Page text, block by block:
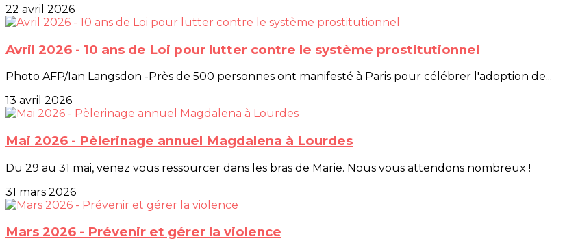
22 avril 2026
Avril 2026 - 10 ans de Loi pour lutter contre le système prostitutionnel
Photo AFP/Ian Langsdon -Près de 500 personnes ont manifesté à Paris pour célébrer l'adoption de...
13 avril 2026
Mai 2026 - Pèlerinage annuel Magdalena à Lourdes
Du 29 au 31 mai, venez vous ressourcer dans les bras de Marie. Nous vous attendons nombreux !
31 mars 2026
Mars 2026 - Prévenir et gérer la violence